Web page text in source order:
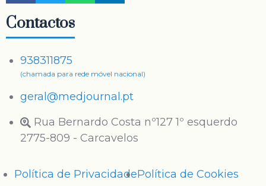
Contactos
938311875
(chamada para rede móvel nacional)
geral@medjournal.pt
Rua Bernardo Costa nº127 1º esquerdo
2775-809 - Carcavelos
Política de PrivacidadePolítica de Cookies